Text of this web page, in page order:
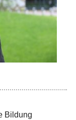
Bildung